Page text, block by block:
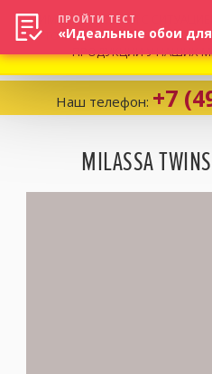
Корзина:0
Наш телефон: +7
MILASSA
ВНИМАНИЕ! В СВЯЗИ С
УТОЧНЯТЬ АКТУАЛЬНУЮ
ПРОДУКЦИИ У НАШИХ
ПРОЙТИ ТЕСТ